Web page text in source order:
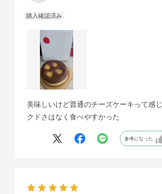
美味しいけど普通のチーズケーキって感じ
クドさはなく食べやすかった
参考になった